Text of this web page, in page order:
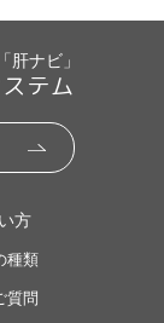
肝ナビ」
テム
方
種類
質問